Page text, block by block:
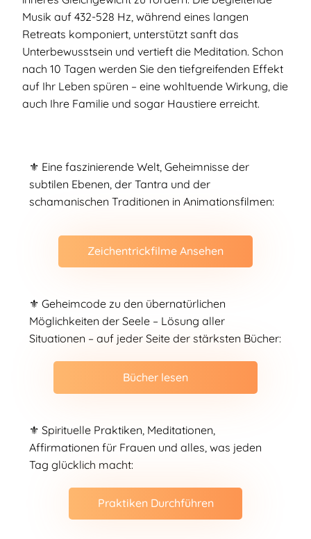
Musik auf 432-528 Hz, während eines langen
Retreats komponiert, unterstützt sanft das
Unterbewusstsein und vertieft die Meditation. Schon
nach 10 Tagen werden Sie den tiefgreifenden Effekt
auf Ihr Leben spüren – eine wohltuende Wirkung, die
auch Ihre Familie und sogar Haustiere erreicht.
⚜️ Eine faszinierende Welt, Geheimnisse der
subtilen Ebenen, der Tantra und der
schamanischen Traditionen in Animationsfilmen:
Zeichentrickfilme Ansehen
⚜️ Geheimcode zu den übernatürlichen
Möglichkeiten der Seele – Lösung aller
Situationen – auf jeder Seite der stärksten Bücher:
Bücher lesen
⚜️ Spirituelle Praktiken, Meditationen,
Affirmationen für Frauen und alles, was jeden
Tag glücklich macht:
Praktiken Durchführen